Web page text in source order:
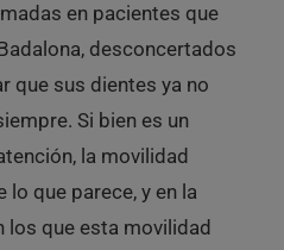
en pacientes que
desconcertados
que sus dientes ya no
Si bien es un
la movilidad
que parece, y en la
los que esta movilidad